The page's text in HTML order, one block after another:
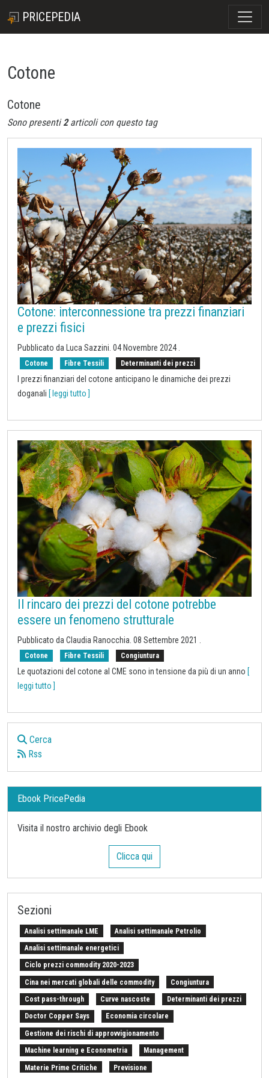
PRICEPEDIA
Cotone
Cotone
Sono presenti2articoli con questo tag
Cotone: interconnessione tra prezzi finanziari
e prezzi fisici
Pubblicato da Luca Sazzini. 04 Novembre 2024
Cotone Fibre Tessili Determinanti dei prezzi
I prezzi finanziari del cotone anticipano le dinamiche dei prezzi
doganali [ leggi tutto ]
Il rincaro dei prezzi del cotone potrebbe
essere un fenomeno strutturale
Pubblicato da Claudia Ranocchia. 08 Settembre 2021
Cotone Fibre Tessili Congiuntura
Le quotazioni del cotone al CME sono in tensione da più di un anno [
leggi tutto ]
Cerca
Rss
Ebook PricePedia
Visita il nostro archivio degli Ebook
Clicca qui
Sezioni
Analisi settimanale LME Analisi settimanale Petrolio
Analisi settimanale energetici
Ciclo prezzi commodity 2020-2023
Cina nei mercati globali delle commodity Congiuntura
Cost pass-through Curve nascoste Determinanti dei prezzi
Doctor Copper Says Economia circolare
Gestione dei rischi di approvvigionamento
Machine learning e Econometria Management
Materie Prime Critiche Previsione